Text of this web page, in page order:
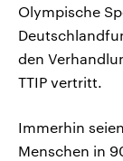
Olympische
den
TTIP vertritt.
Immerhin
Menschen in